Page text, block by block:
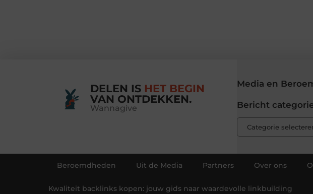
DELEN IS HET BEGIN
VAN ONTDEKKEN.
Wannagive
Media en
Bericht
Beroemdheden Uit de Media Partners Over ons
Kwaliteit backlinks kopen: jouw gids naar waardevolle linkbuilding